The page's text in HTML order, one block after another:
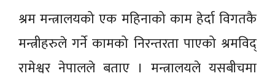
श्रम मन्त्रालयको एक महिनाको काम हेर्दा विगतकै
मन्त्रीहरुले गर्ने कामको निरन्तरता पाएको श्रमविद्
रामेश्वर नेपालले बताए । मन्त्रालयले यसबीचमा